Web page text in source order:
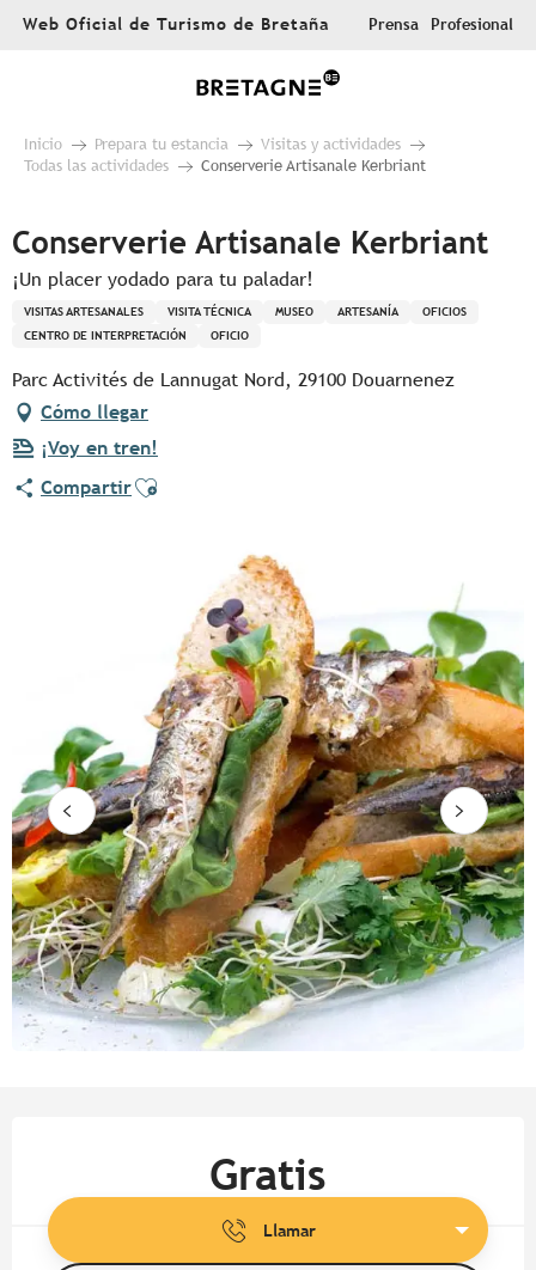
AllerWeb Oficial de Turismo de Bretaña Prensa Profesional
Inicio Prepara tu estancia
Visitas y actividades
Todas las actividades
Conserverie Artisanale Kerbriant
Conserverie Artisanale Kerbriant
¡Un placer yodado para tu paladar!
VISITAS ARTESANALES VISITA TÉCNICA MUSEO ARTESANÍA
OFICIOS
CENTRO DE INTERPRETACIÓN
OFICIO
Parc Activités de Lannugat Nord, 29100 Douarnenez
Cómo llegar
¡Voy en tren!
CompartirAjouter aux favoris
Gratis
Llamar